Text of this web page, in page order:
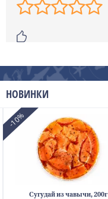
НОВИНКИ
-10%
Сугудай из чавычи, 200г